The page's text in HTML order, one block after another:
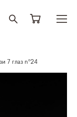
7 глаз n°24